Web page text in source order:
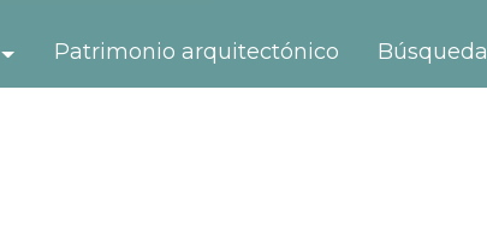
Toggle Dropdown
Patrimonio arquitectónico Búsqueda